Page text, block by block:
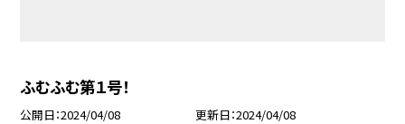
ふむふむ第１号！
公開日 2024/04/08 更新日 2024/04/08